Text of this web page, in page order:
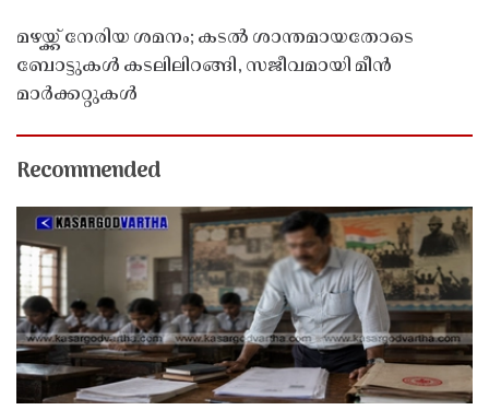
മഴയ്ക്ക് നേരിയ ശമനം; കടൽ ശാന്തമായതോടെ
ബോട്ടുകൾ കടലിലിറങ്ങി, സജീവമായി മീൻ
മാർക്കറ്റുകൾ
Recommended